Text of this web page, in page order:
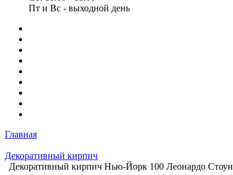
Пт и Вс - выходной день
Главная
Декоративный кирпич
Декоративный кирпич Нью-Йорк 100 Леонардо Стоун